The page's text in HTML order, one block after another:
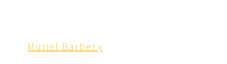
Muriel Barbery